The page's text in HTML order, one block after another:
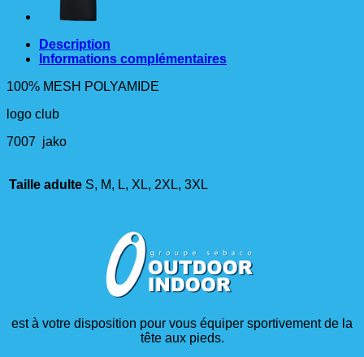
Description
Informations complémentaires
100% MESH POLYAMIDE
logo club
7007 jako
Taille adulte S, M, L, XL, 2XL, 3XL
est à votre disposition pour vous équiper sportivement de la
tête aux pieds.